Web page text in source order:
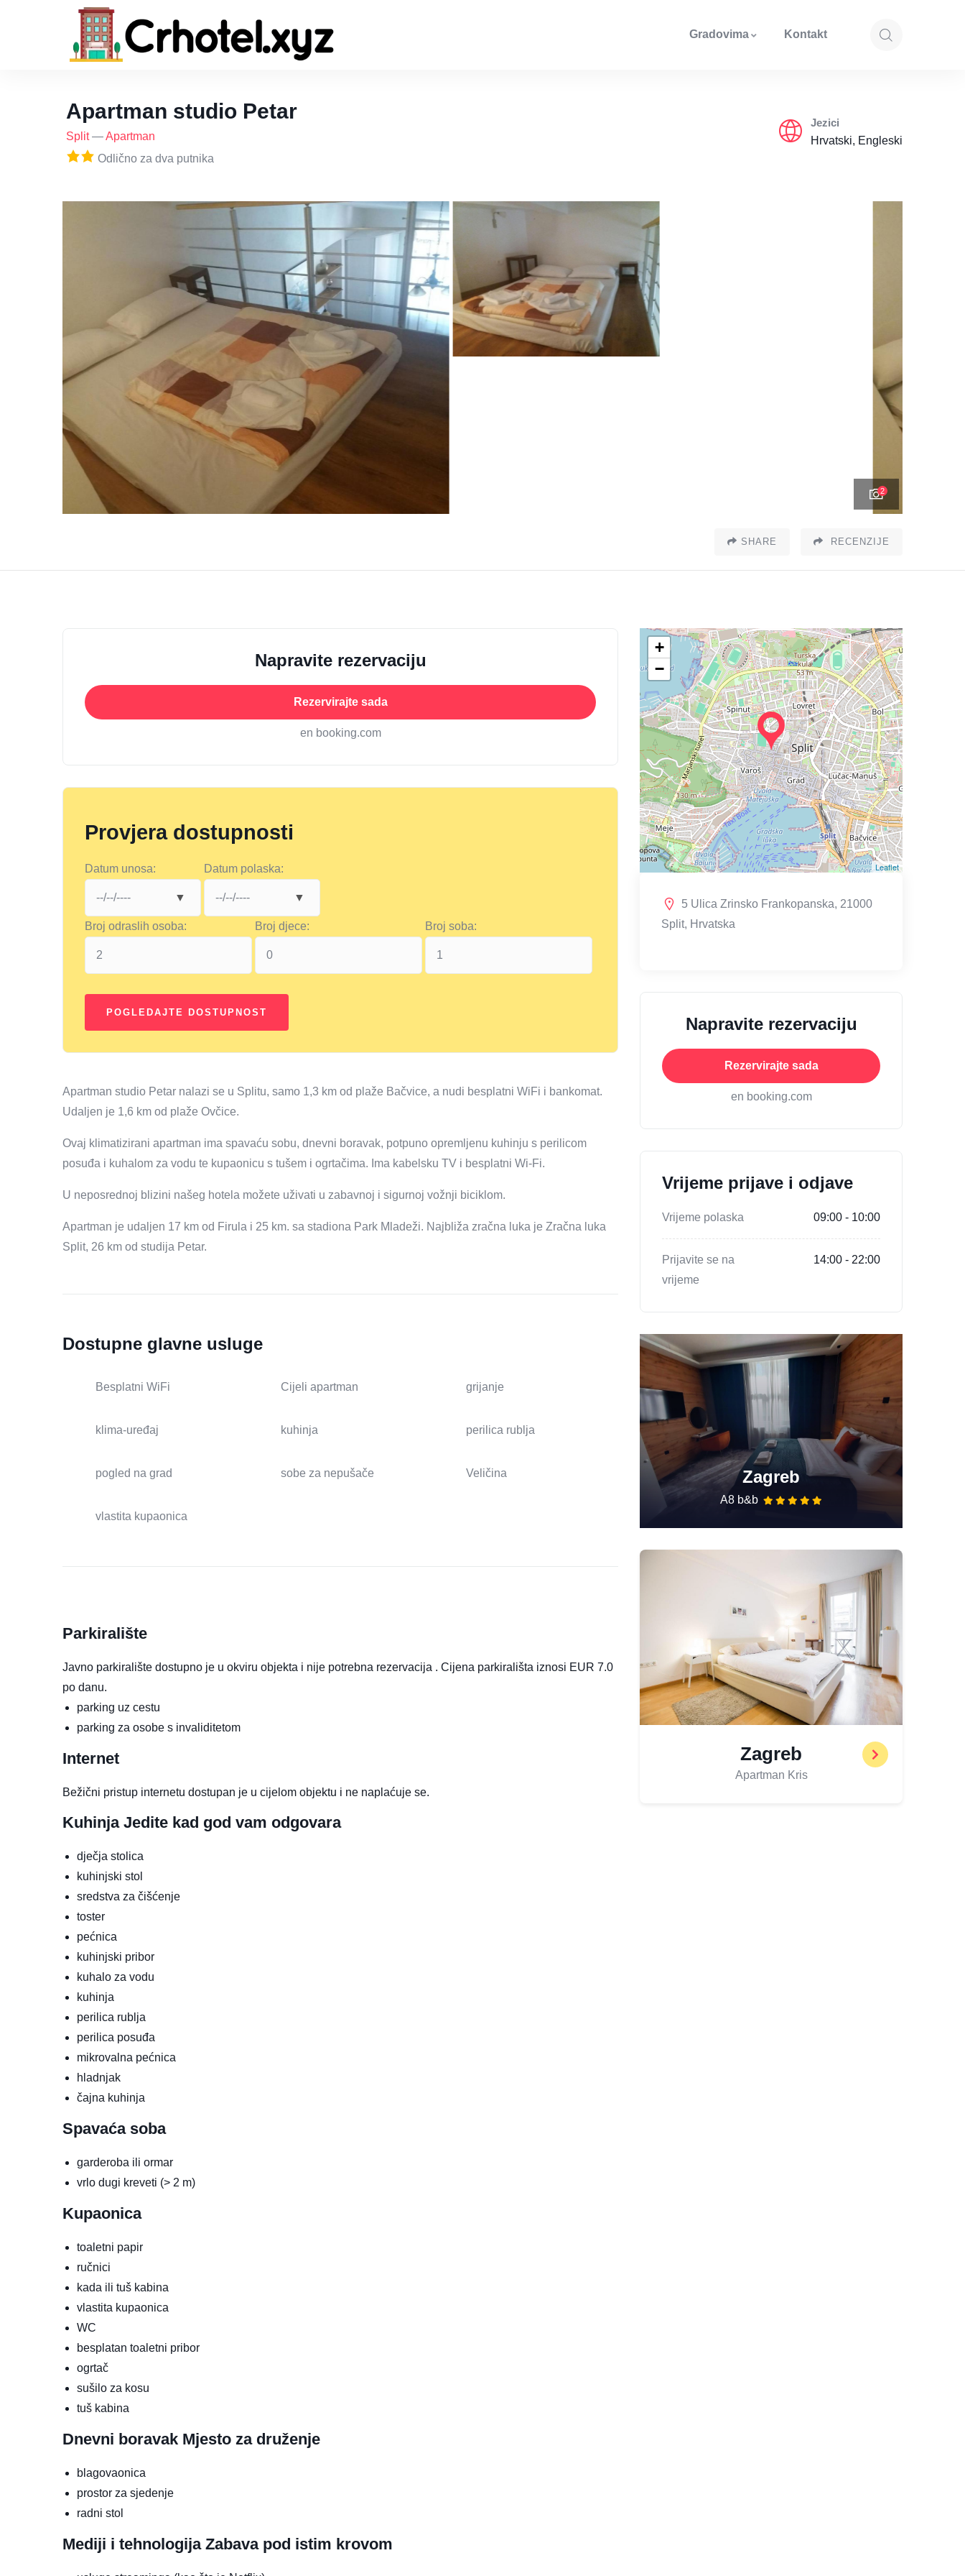
Gradovima Kontakt
Apartman studio Petar
Split—Apartman
Odlično za dva putnika
Jezici
Hrvatski, Engleski
2
SHARE RECENZIJE
Napravite rezervaciju
Rezervirajte sada
en booking.com
Provjera dostupnosti
Datum unosa: Datum polaska:
Broj odraslih osoba: Broj djece: Broj soba:
Apartman studio Petar nalazi se u Splitu, samo 1,3 km od plaže Bačvice, a nudi besplatni WiFi i bankomat.
Udaljen je 1,6 km od plaže Ovčice.
Ovaj klimatizirani apartman ima spavaću sobu, dnevni boravak, potpuno opremljenu kuhinju s perilicom
posuđa i kuhalom za vodu te kupaonicu s tušem i ogrtačima. Ima kabelsku TV i besplatni Wi-Fi.
U neposrednoj blizini našeg hotela možete uživati ​​u zabavnoj i sigurnoj vožnji biciklom.
Apartman je udaljen 17 km od Firula i 25 km. sa stadiona Park Mladeži. Najbliža zračna luka je Zračna luka
Split, 26 km od studija Petar.
Dostupne glavne usluge
Besplatni WiFi Cijeli apartman grijanje
klima-uređaj kuhinja perilica rublja
pogled na grad sobe za nepušače Veličina
vlastita kupaonica
Parkiralište
Javno parkiralište dostupno je u okviru objekta i nije potrebna rezervacija . Cijena parkirališta iznosi EUR 7.0
po danu.
parking uz cestu
parking za osobe s invaliditetom
Internet
Bežični pristup internetu dostupan je u cijelom objektu i ne naplaćuje se.
Kuhinja Jedite kad god vam odgovara
dječja stolica
kuhinjski stol
sredstva za čišćenje
toster
pećnica
kuhinjski pribor
kuhalo za vodu
kuhinja
perilica rublja
perilica posuđa
mikrovalna pećnica
hladnjak
čajna kuhinja
Spavaća soba
garderoba ili ormar
vrlo dugi kreveti (> 2 m)
Kupaonica
toaletni papir
ručnici
kada ili tuš kabina
vlastita kupaonica
WC
besplatan toaletni pribor
ogrtač
sušilo za kosu
tuš kabina
Dnevni boravak Mjesto za druženje
blagovaonica
prostor za sjedenje
radni stol
Mediji i tehnologija Zabava pod istim krovom
+
−
Leaflet
5 Ulica Zrinsko Frankopanska, 21000
Split, Hrvatska
Napravite rezervaciju
Rezervirajte sada
en booking.com
Vrijeme prijave i odjave
Vrijeme polaska 09:00 - 10:00
Prijavite se na
vrijeme
14:00 - 22:00
Zagreb
A8 b&b
Zagreb
Apartman Kris